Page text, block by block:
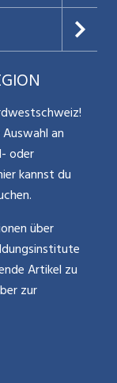
an
oder
kannst du
über
Artikel zu
zur